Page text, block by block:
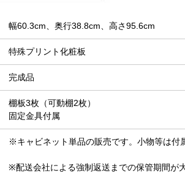
幅60.3cm、奥行38.8cm、高さ95.6cm
特殊プリント化粧板
完成品
棚板3枚（可動棚2枚）
固定金具付属
※キャビネット単品の販売です。小物等は付
※配送会社による強制返送までの保管期間が